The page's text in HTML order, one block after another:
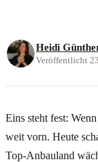
Heidi
Veröffentlicht
Eins steht fest:
weit vorn. Heute
Top-Anbauland